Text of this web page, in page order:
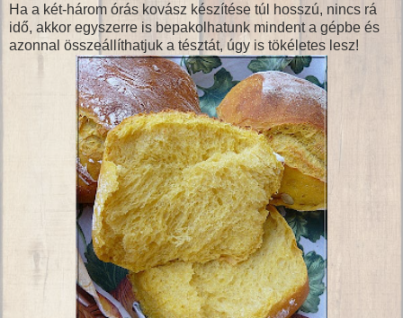
Ha a két-három órás kovász készítése túl hosszú, nincs rá
idő, akkor egyszerre is bepakolhatunk mindent a gépbe és
azonnal összeállíthatjuk a tésztát, úgy is tökéletes lesz!